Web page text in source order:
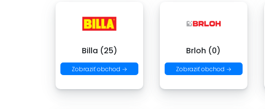
Billa (25)
Zobraziť obchod →
Brloh (0)
Zobraziť obchod →